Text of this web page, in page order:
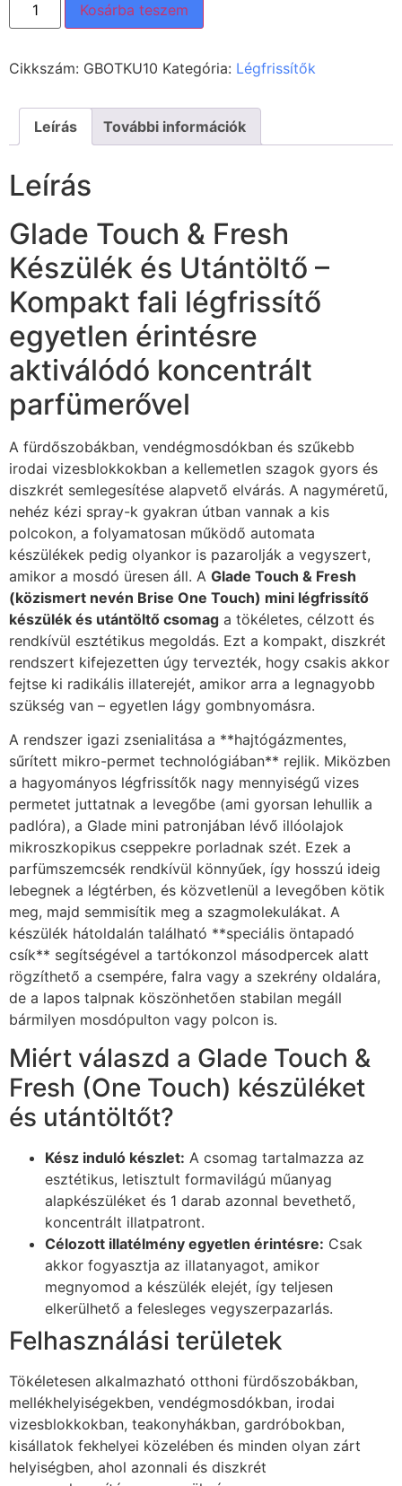
Kosárba teszem
Cikkszám: GBOTKU10 Kategória: Légfrissítők
Leírás További információk
Leírás
Glade Touch & Fresh
Készülék és Utántöltő –
Kompakt fali légfrissítő
egyetlen érintésre
aktiválódó koncentrált
parfümerővel
A fürdőszobákban, vendégmosdókban és szűkebb
irodai vizesblokkokban a kellemetlen szagok gyors és
diszkrét semlegesítése alapvető elvárás. A nagyméretű,
nehéz kézi spray-k gyakran útban vannak a kis
polcokon, a folyamatosan működő automata
készülékek pedig olyankor is pazarolják a vegyszert,
amikor a mosdó üresen áll. A Glade Touch & Fresh
(közismert nevén Brise One Touch) mini légfrissítő
készülék és utántöltő csomag a tökéletes, célzott és
rendkívül esztétikus megoldás. Ezt a kompakt, diszkrét
rendszert kifejezetten úgy tervezték, hogy csakis akkor
fejtse ki radikális illaterejét, amikor arra a legnagyobb
szükség van – egyetlen lágy gombnyomásra.
A rendszer igazi zsenialitása a **hajtógázmentes,
sűrített mikro-permet technológiában** rejlik. Miközben
a hagyományos légfrissítők nagy mennyiségű vizes
permetet juttatnak a levegőbe (ami gyorsan lehullik a
padlóra), a Glade mini patronjában lévő illóolajok
mikroszkopikus cseppekre porladnak szét. Ezek a
parfümszemcsék rendkívül könnyűek, így hosszú ideig
lebegnek a légtérben, és közvetlenül a levegőben kötik
meg, majd semmisítik meg a szagmolekulákat. A
készülék hátoldalán található **speciális öntapadó
csík** segítségével a tartókonzol másodpercek alatt
rögzíthető a csempére, falra vagy a szekrény oldalára,
de a lapos talpnak köszönhetően stabilan megáll
bármilyen mosdópulton vagy polcon is.
Miért válaszd a Glade Touch &
Fresh (One Touch) készüléket
és utántöltőt?
Kész induló készlet: A csomag tartalmazza az
esztétikus, letisztult formavilágú műanyag
alapkészüléket és 1 darab azonnal bevethető,
koncentrált illatpatront.
Célozott illatélmény egyetlen érintésre: Csak
akkor fogyasztja az illatanyagot, amikor
megnyomod a készülék elejét, így teljesen
elkerülhető a felesleges vegyszerpazarlás.
Felhasználási területek
Tökéletesen alkalmazható otthoni fürdőszobákban,
mellékhelyiségekben, vendégmosdókban, irodai
vizesblokkokban, teakonyhákban, gardróbokban,
kisállatok fekhelyei közelében és minden olyan zárt
helyiségben, ahol azonnali és diszkrét